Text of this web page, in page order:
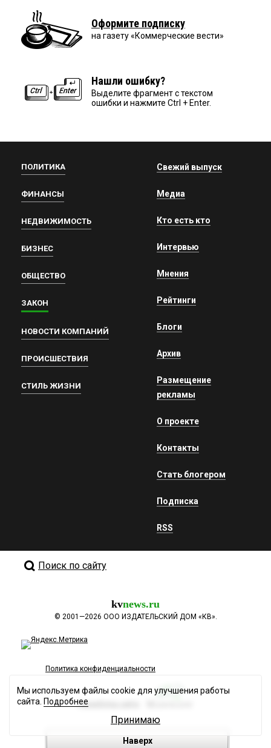
Оформите подписку
на газету «Коммерческие вести»
Нашли ошибку?
Выделите фрагмент с текстом
ошибки и нажмите Ctrl + Enter.
ПОЛИТИКА
ФИНАНСЫ
НЕДВИЖИМОСТЬ
БИЗНЕС
ОБЩЕСТВО
ЗАКОН
НОВОСТИ КОМПАНИЙ
ПРОИСШЕСТВИЯ
СТИЛЬ ЖИЗНИ
Свежий выпуск
Медиа
Кто есть кто
Интервью
Мнения
Рейтинги
Блоги
Архив
Размещение
рекламы
О проекте
Контакты
Стать блогером
Подписка
RSS
Поиск по сайту
kvnews.ru
© 2001—2026 ООО ИЗДАТЕЛЬСКИЙ ДОМ «КВ».
Политика конфиденциальности
Разработка сайта
Наверх
Мы используем файлы cookie для улучшения работы
сайта. Подробнее
Принимаю